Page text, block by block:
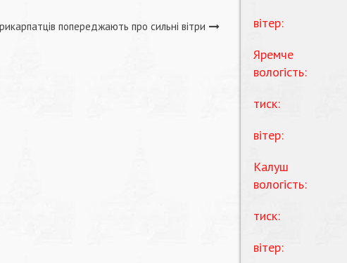
попереджають про сильні вітри
вітер:
Яремче
вологість:
тиск:
вітер:
Калуш
вологість:
тиск:
вітер: